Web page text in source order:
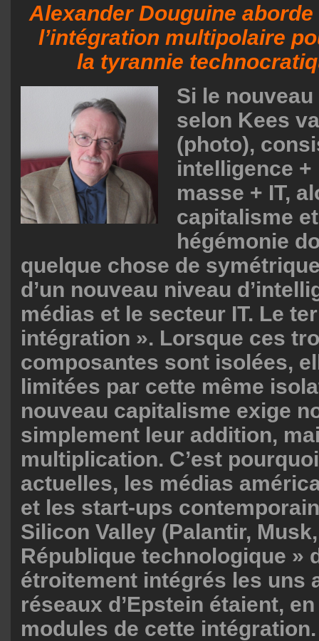
Alexander Douguine
l’intégration multipolaire
la tyrannie
Si le
selon Kees
(photo),
intelligence +
masse + IT,
capitalisme
hégémonie
quelque chose de
d’un nouveau niveau
médias et le secteur IT. Le
intégration ». Lorsque ces
composantes sont isolées,
limitées par cette même
nouveau capitalisme exige
simplement leur addition,
multiplication. C’est
actuelles, les médias
et les start-ups
Silicon Valley (Palantir,
République technologique »
étroitement intégrés les uns
réseaux d’Epstein étaient,
modules de cette intégration.